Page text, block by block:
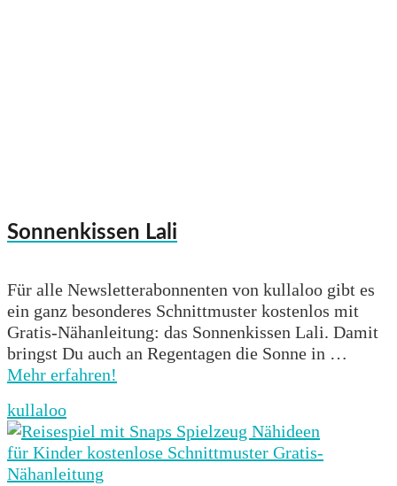
Sonnenkissen Lali
Für alle Newsletterabonnenten von kullaloo gibt es
ein ganz besonderes Schnittmuster kostenlos mit
Gratis-Nähanleitung: das Sonnenkissen Lali. Damit
bringst Du auch an Regentagen die Sonne in …
Mehr erfahren!
kullaloo